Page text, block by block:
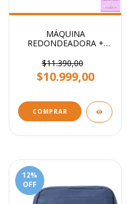
MÁQUINA
REDONDEADORA +
$11.390,00
$10.999,00
12%
OFF